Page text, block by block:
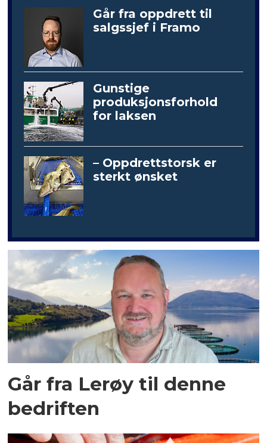
Går fra oppdrett til
salgssjef i Framo
Gunstige
produksjonsforhold
for laksen
– Oppdrettstorsk er
sterkt ønsket
Går fra Lerøy til denne
bedriften